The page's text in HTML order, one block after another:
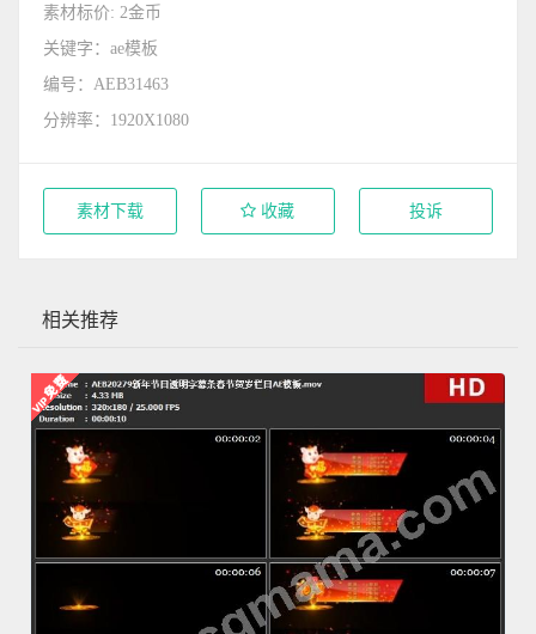
素材标价: 2金币
关键字：ae模板
编号：AEB31463
分辨率：1920X1080
素材下载 收藏 投诉
相关推荐